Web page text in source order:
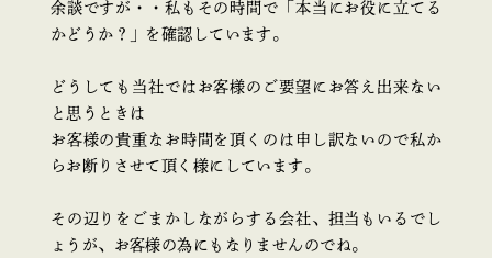
余談ですが・・私もその時間で「本当にお役に立てる
かどうか？」を確認しています。
どうしても当社ではお客様のご要望にお答え出来ない
と思うときは
お客様の貴重なお時間を頂くのは申し訳ないので私か
らお断りさせて頂く様にしています。
その辺りをごまかしながらする会社、担当もいるでし
ょうが、お客様の為にもなりませんのでね。